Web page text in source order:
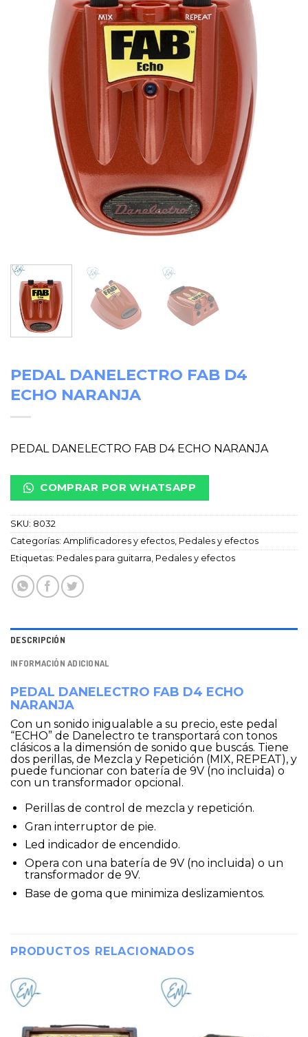
PEDAL DANELECTRO FAB D4
ECHO NARANJA
PEDAL DANELECTRO FAB D4 ECHO NARANJA
COMPRAR POR WHATSAPP
SKU: 8032
Categorías: Amplificadores y efectos Pedales y efectos
Etiquetas: Pedales para guitarra Pedales y efectos
DESCRIPCIÓN
INFORMACIÓN ADICIONAL
PEDAL DANELECTRO FAB D4 ECHO
NARANJA
Con un sonido inigualable a su precio, este pedal
“ECHO” de Danelectro te transportará con tonos
clásicos a la dimensión de sonido que buscás. Tiene
dos perillas, de Mezcla y Repetición (MIX, REPEAT), y
puede funcionar con batería de 9V (no incluida) o
con un transformador opcional.
Perillas de control de mezcla y repetición.
Gran interruptor de pie.
Led indicador de encendido.
Opera con una batería de 9V (no incluida) o un
transformador de 9V.
Base de goma que minimiza deslizamientos.
PRODUCTOS RELACIONADOS